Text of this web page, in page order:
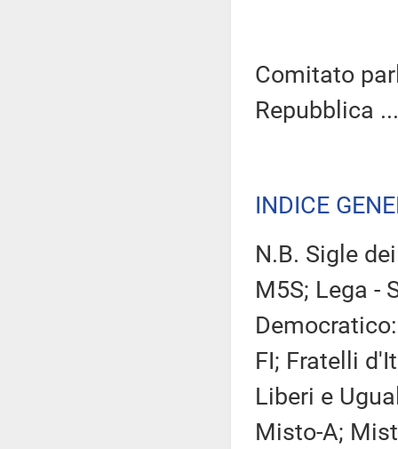
Comitato
Repubblica
INDICE
N.B. Sigle
M5S; Lega -
FI; Fratelli
Liberi e
Misto-A;